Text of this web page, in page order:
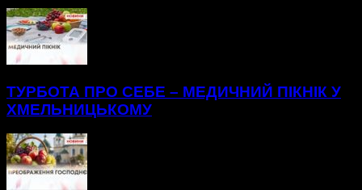
ТУРБОТА ПРО СЕБЕ – МЕДИЧНИЙ ПІКНІК У
ХМЕЛЬНИЦЬКОМУ